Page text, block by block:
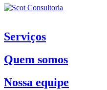
Serviços
Quem somos
Nossa equipe